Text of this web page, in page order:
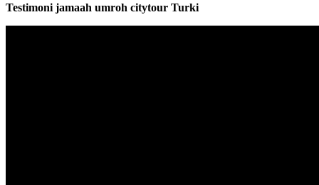
Testimoni jamaah umroh citytour Turki